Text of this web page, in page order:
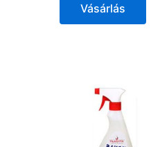
Vásárlás